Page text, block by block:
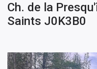
Ch. de la
Saints J0K3B0